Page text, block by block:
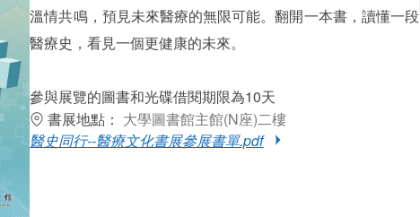
溫情共鳴，預見未來醫療的無限可能。翻開一本書，讀懂一段
醫療史，看見一個更健康的未來。
參與展覽的圖書和光碟借閱期限為10天
書展地點： 大學圖書館主館(N座)二樓
醫史同行--醫療文化書展參展書單.pdf